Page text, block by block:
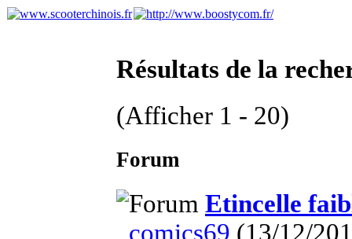
Résultats de la
(Afficher 1 - 20)
Forum
Etincelle
comics69 (13/12/